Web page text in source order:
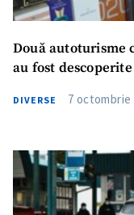
Două autoturisme
au fost
DIVERSE 7 octombrie